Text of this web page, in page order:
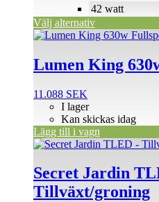
42 watt
Välj alternativ
på
produktsidan
Lumen King
11.088 SEK
I lager
Kan skickas idag
Lägg till i vagn
Secret Jardin
Tillväxt/groning
Den
produkten
har
flera